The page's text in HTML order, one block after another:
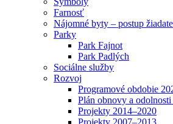
Farnosť
Nájomné byty – postup
Parky
Park Fajnot
Park Padlých
Sociálne služby
Rozvoj
Programové obdobie
Plán obnovy a odolnosti
Projekty 2014–2020
Projekty 2007–2013